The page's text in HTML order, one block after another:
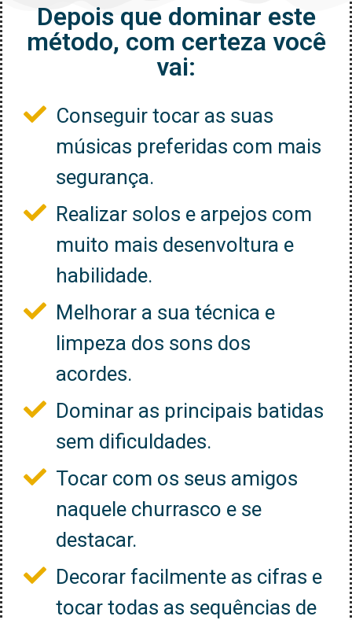
Depois que dominar este
método, com certeza você
vai:
Conseguir tocar as suas
músicas preferidas com mais
segurança.
Realizar solos e arpejos com
muito mais desenvoltura e
habilidade.
Melhorar a sua técnica e
limpeza dos sons dos
acordes.
Dominar as principais batidas
sem dificuldades.
Tocar com os seus amigos
naquele churrasco e se
destacar.
Decorar facilmente as cifras e
tocar todas as sequências de